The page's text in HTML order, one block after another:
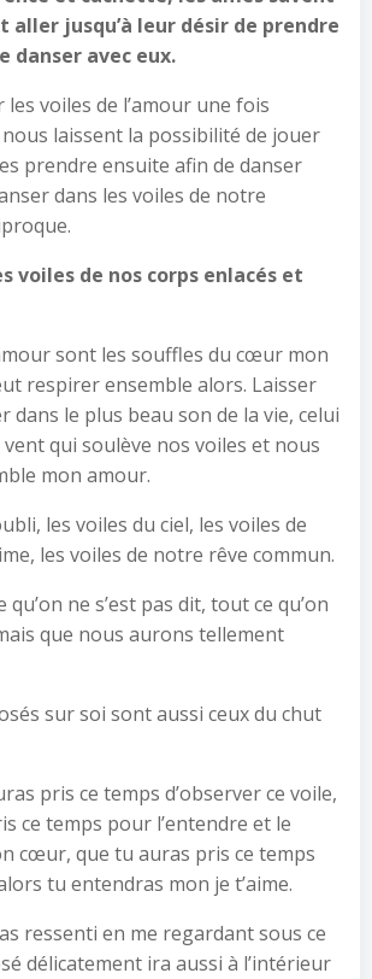
aller jusqu’à leur désir de prendre
danser avec eux.
voiles de l’amour une fois
laissent la possibilité de jouer
prendre ensuite afin de danser
dans les voiles de notre
voiles de nos corps enlacés et
sont les souffles du cœur mon
respirer ensemble alors. Laisser
dans le plus beau son de la vie, celui
vent qui soulève nos voiles et nous
mon amour.
les voiles du ciel, les voiles de
les voiles de notre rêve commun.
ne s’est pas dit, tout ce qu’on
que nous aurons tellement
sur soi sont aussi ceux du chut
pris ce temps d’observer ce voile,
ce temps pour l’entendre et le
cœur, que tu auras pris ce temps
tu entendras mon je t’aime.
ressenti en me regardant sous ce
délicatement ira aussi à l’intérieur